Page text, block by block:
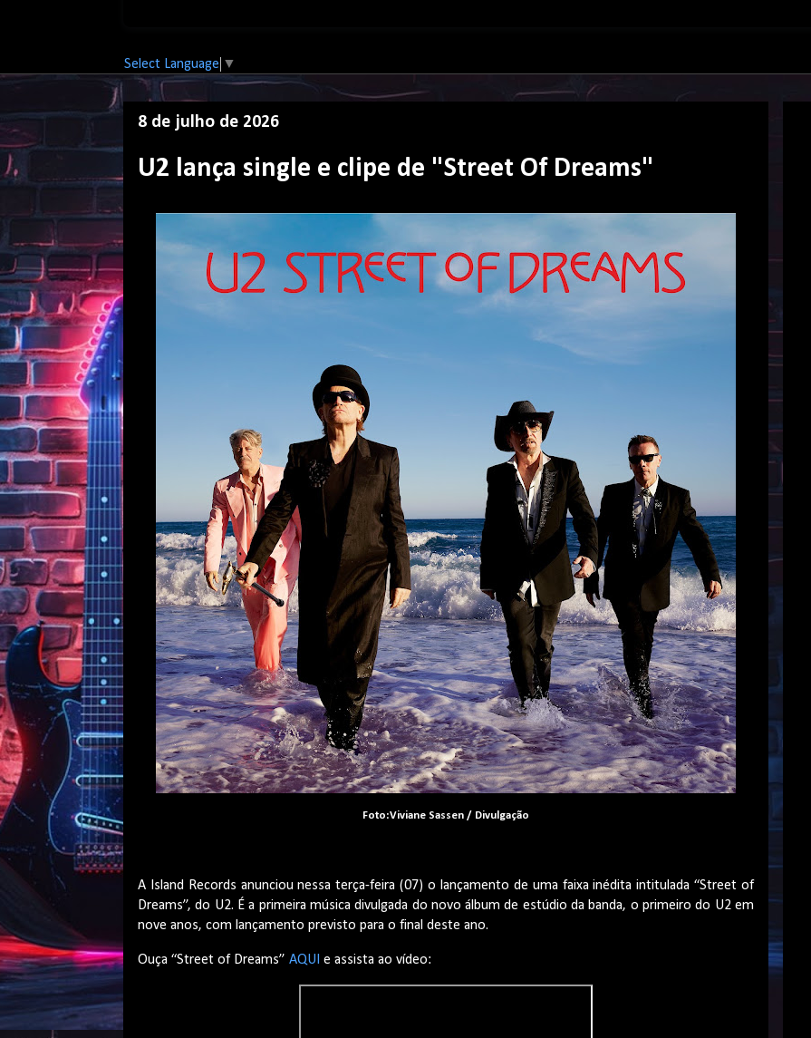
Select Language ▼
8 de julho de 2026
U2 lança single e clipe de "Street Of Dreams"
Foto:Viviane Sassen / Divulgação
A Island Records anunciou nessa terça-feira (07) o lançamento de uma faixa inédita intitulada “Street of
Dreams”, do U2. É a primeira música divulgada do novo álbum de estúdio da banda, o primeiro do U2 em
nove anos, com lançamento previsto para o final deste ano.
Ouça “Street of Dreams” AQUI e assista ao vídeo: